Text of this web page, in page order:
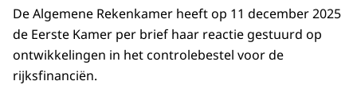
De Algemene Rekenkamer heeft op 11 december 2025
de Eerste Kamer per brief haar reactie gestuurd op
ontwikkelingen in het controlebestel voor de
rijksfinanciën.